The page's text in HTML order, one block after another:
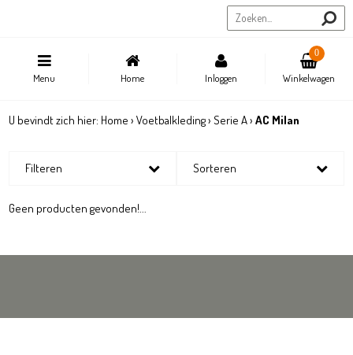
Menu Home Inloggen Winkelwagen
0
U bevindt zich hier: Home ›Voetbalkleding›Serie A›AC Milan
Filteren Sorteren
Geen producten gevonden!...